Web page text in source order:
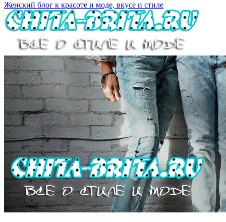
Женский блог к красоте и моде, вкусе и стиле